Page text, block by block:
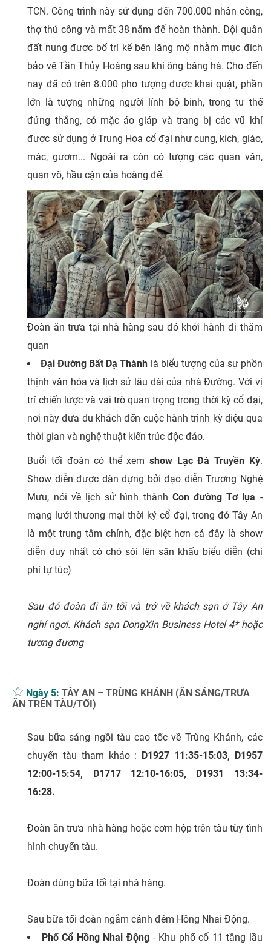
TCN. Công trình này sử dụng đến 700.000 nhân công,
thợ thủ công và mất 38 năm để hoàn thành. Đội quân
đất nung được bố trí kế bên lăng mộ nhằm mục đích
bảo vệ Tần Thủy Hoàng sau khi ông băng hà. Cho đến
nay đã có trên 8.000 pho tượng được khai quật, phần
lớn là tượng những người lính bộ binh, trong tư thế
đứng thẳng, có mặc áo giáp và trang bị các vũ khí
được sử dụng ở Trung Hoa cổ đại như cung, kích, giáo,
mác, gươm... Ngoài ra còn có tượng các quan văn,
quan võ, hầu cận của hoàng đế.
Đoàn ăn trưa tại nhà hàng sau đó khởi hành đi thăm
quan
Đại Đường Bất Dạ Thành là biểu tượng của sự phồn
thịnh văn hóa và lịch sử lâu dài của nhà Đường. Với vị
trí chiến lược và vai trò quan trọng trong thời kỳ cổ đại,
nơi này đưa du khách đến cuộc hành trình kỳ diệu qua
thời gian và nghệ thuật kiến trúc độc đáo.
Buổi tối đoàn có thể xemshow Lạc Đà Truyền Kỳ.
Show diễn được dàn dựng bởi đạo diễn Trương Nghệ
Mưu, nói về lịch sử hình thành Con đường Tơ lụa -
mạng lưới thương mại thời ký cổ đại, trong đó Tây An
là một trung tâm chính, đặc biệt hơn cả đây là show
diễn duy nhất có chó sói lên sân khấu biểu diễn (chi
phí tự túc)
Sau đó đoàn đi ăn tối và trở về khách sạn ở Tây An
nghỉ ngơi. Khách sạn DongXin Business Hotel 4* hoặc
tương đương
Ngày 5:TÂY AN – TRÙNG KHÁNH (ĂN SÁNG/TRƯA
ĂN TRÊN TÀU/TỐI)
Sau bữa sáng ngồi tàu cao tốc về Trùng Khánh, các
chuyến tàu tham khảo :
D1927 11:35-15:03, D1957
12:00-15:54, D1717 12:10-16:05, D1931 13:34-
16:28.
Đoàn ăn trưa nhà hàng hoặc cơm hộp trên tàu tùy tình
hình chuyến tàu.
Đoàn dùng bữa tối tại nhà hàng.
Sau bữa tối đoàn ngắm cảnh đêm Hồng Nhai Động.
Phố Cổ Hồng Nhai Động - Khu phố cổ 11 tầng lầu